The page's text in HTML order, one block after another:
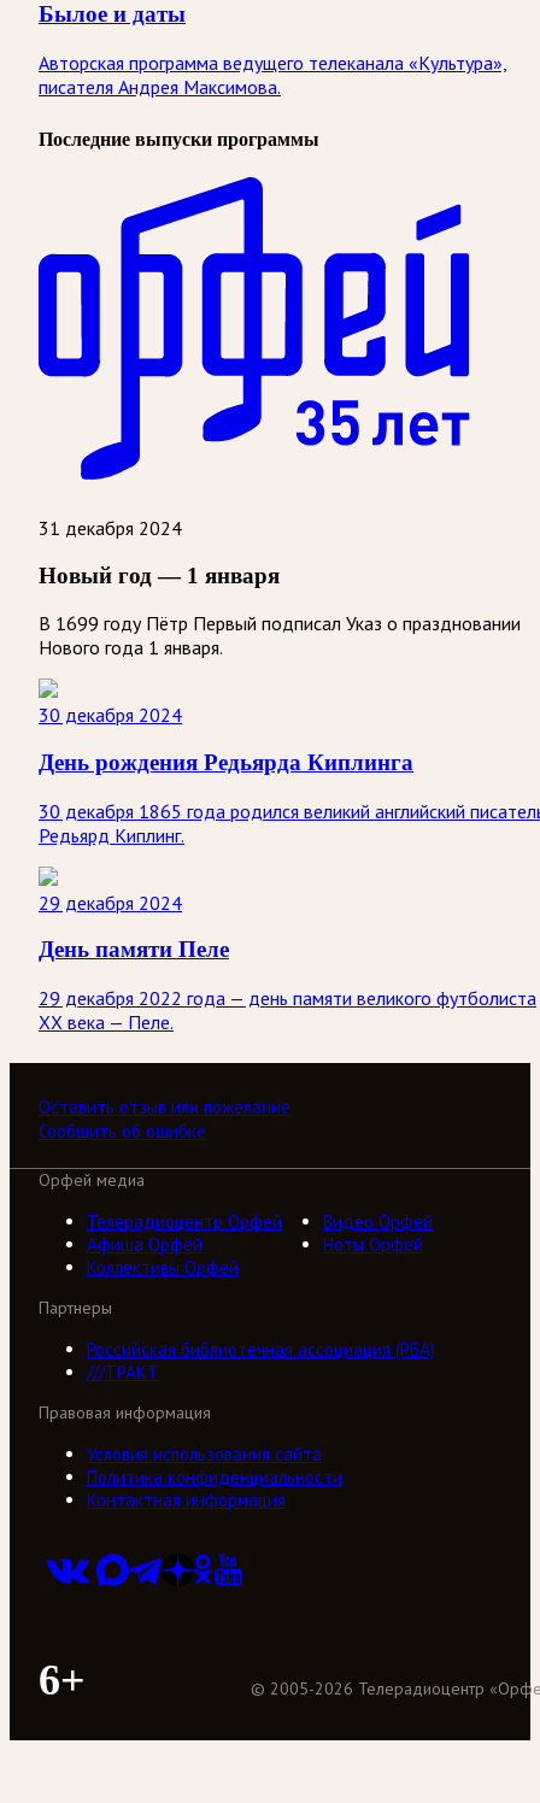
Былое и даты
Авторская программа ведущего телеканала «Культура»,
писателя Андрея Максимова.
Последние выпуски программы
31 декабря 2024
Новый год — 1 января
В 1699 году Пётр Первый подписал Указ о праздновании
Нового года 1 января.
30 декабря 2024
День рождения Редьярда Киплинга
30 декабря 1865 года родился великий английский
Редьярд Киплинг.
29 декабря 2024
День памяти Пеле
29 декабря 2022 года — день памяти великого футболиста
ХХ века — Пеле.
Оставить отзыв или пожелание
Сообщить об ошибке
Орфей медиа
Телерадиоцентр Орфей
Видео Орфей
Афиша Орфей
Ноты Орфей
Коллективы Орфей
Партнеры
Российская библиотечная ассоциация (РБА)
///ТРАКТ
Правовая информация
Условия использования сайта
Политика конфиденциальности
Контактная информация
6+ © 2005-2026 Телерадиоцентр